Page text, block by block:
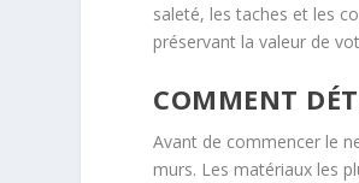
saleté, les taches et les
préservant la valeur de
COMMENT
Avant de commencer le
murs. Les matériaux les